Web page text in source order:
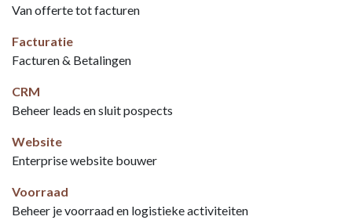
Van offerte tot facturen
Facturatie
Facturen & Betalingen
CRM
Beheer leads en sluit pospects
Website
Enterprise website bouwer
Voorraad
Beheer je voorraad en logistieke activiteiten